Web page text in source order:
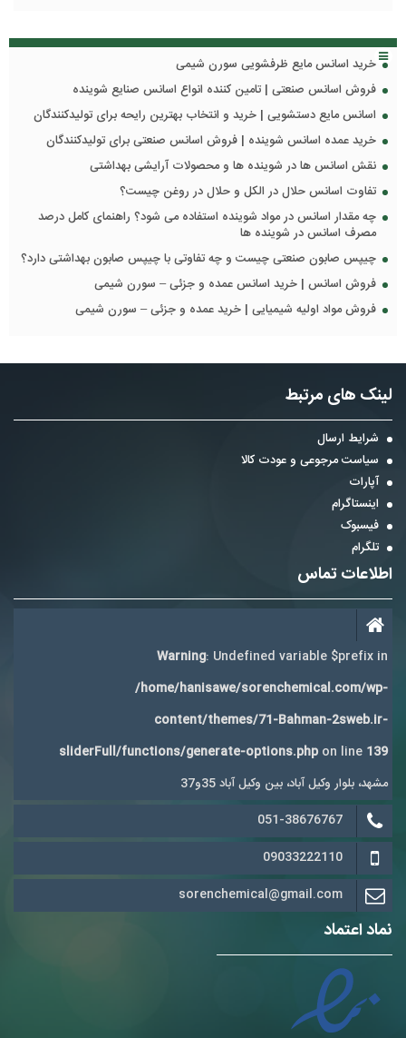
خرید اسانس مایع ظرفشویی سورن شیمی
فروش اسانس صنعتی | تامین کننده انواع اسانس صنایع شوینده
اسانس مایع دستشویی | خرید و انتخاب بهترین رایحه برای تولیدکنندگان
خرید عمده اسانس شوینده | فروش اسانس صنعتی برای تولیدکنندگان
نقش اسانس ها در شوینده ها و محصولات آرایشی بهداشتی
تفاوت اسانس حلال در الکل و حلال در روغن چیست؟
چه مقدار اسانس در مواد شوینده استفاده می شود؟ راهنمای کامل درصد
مصرف اسانس در شوینده ها
چیپس صابون صنعتی چیست و چه تفاوتی با چیپس صابون بهداشتی دارد؟
فروش اسانس | خرید اسانس عمده و جزئی – سورن شیمی
فروش مواد اولیه شیمیایی | خرید عمده و جزئی – سورن شیمی
لینک های مرتبط
شرایط ارسال
سیاست مرجوعی و عودت کالا
آپارات
اینستاگرام
فیسبوک
تلگرام
اطلاعات تماس
Warning: Undefined variable $prefix in
/home/hanisawe/sorenchemical.com/wp-
content/themes/71-Bahman-2sweb.ir-
sliderFull/functions/generate-options.php on line 139
مشهد، بلوار وکیل آباد، بین وکیل آباد 35و37
051-38676767
09033222110
sorenchemical@gmail.com
نماد اعتماد